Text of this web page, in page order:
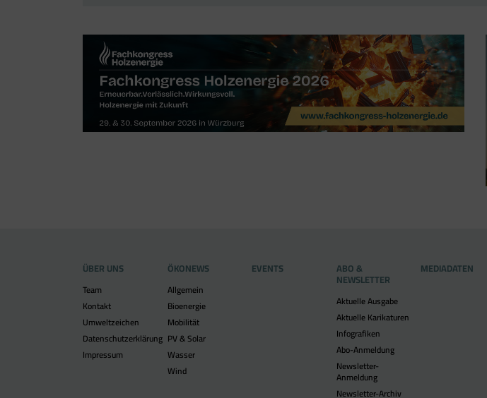
ÜBER UNS
Team
Kontakt
Umweltzeichen
Datenschutzerklärung
Impressum
ÖKONEWS
Allgemein
Bioenergie
Mobilität
PV & Solar
Wasser
Wind
EVENTS ABO &
NEWSLETTER
Aktuelle Ausgabe
Aktuelle Karikaturen
Infografiken
Abo-Anmeldung
Newsletter-
Anmeldung
Newsletter-Archiv
MEDIADATEN